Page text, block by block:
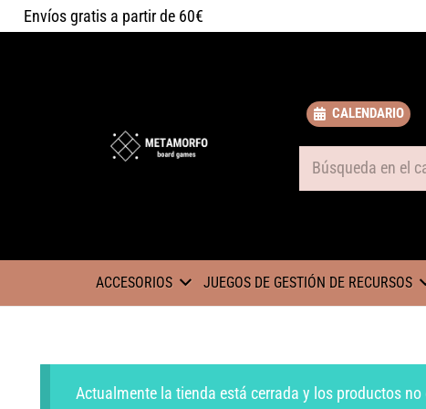
Envíos gratis a partir de 60€
CALENDARIO
ACCESORIOS JUEGOS DE GESTIÓN DE RECURSOS
Actualmente la tienda está cerrada y los productos